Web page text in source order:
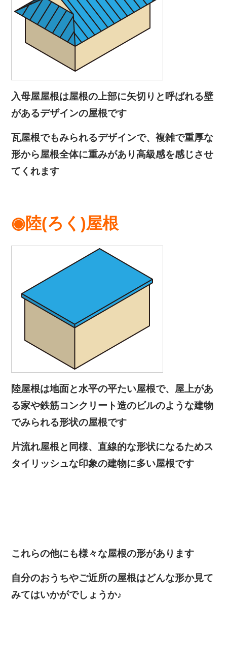
入母屋屋根は屋根の上部に矢切りと呼ばれる壁
があるデザインの屋根です
瓦屋根でもみられるデザインで、複雑で重厚な
形から屋根全体に重みがあり高級感を感じさせ
てくれます
◉陸(ろく)屋根
陸屋根は地面と水平の平たい屋根で、屋上があ
る家や鉄筋コンクリート造のビルのような建物
でみられる形状の屋根です
片流れ屋根と同様、直線的な形状になるためス
タイリッシュな印象の建物に多い屋根です
これらの他にも様々な屋根の形があります
自分のおうちやご近所の屋根はどんな形か見て
みてはいかがでしょうか♪